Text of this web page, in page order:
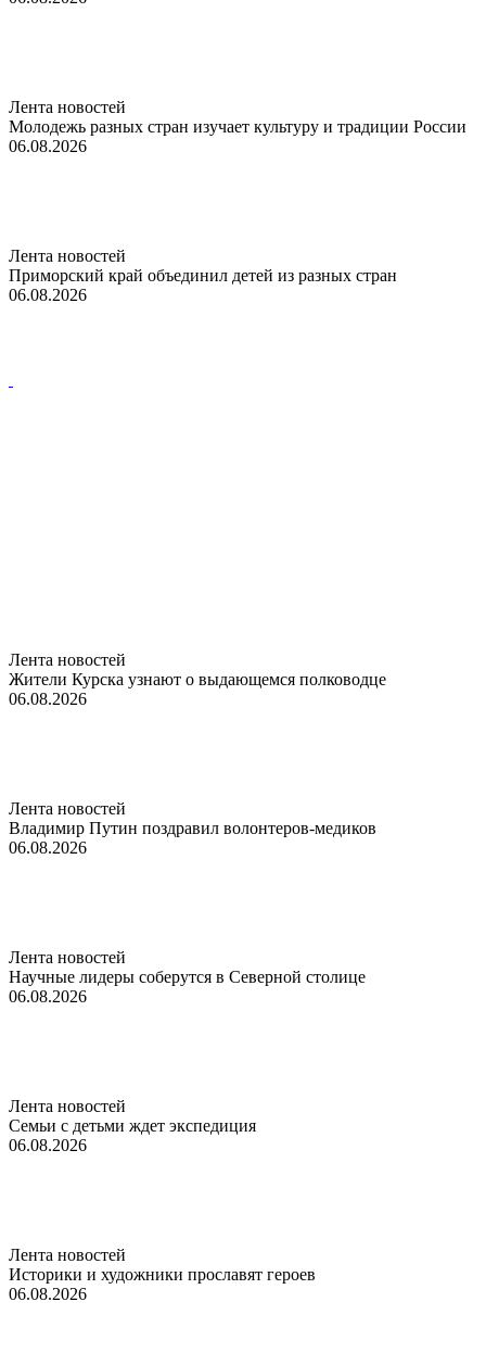
Лента новостей
Молодежь разных стран изучает культуру и традиции России
06.08.2026
Лента новостей
Приморский край объединил детей из разных стран
06.08.2026
Лента новостей
Жители Курска узнают о выдающемся полководце
06.08.2026
Лента новостей
Владимир Путин поздравил волонтеров-медиков
06.08.2026
Лента новостей
Научные лидеры соберутся в Северной столице
06.08.2026
Лента новостей
Семьи с детьми ждет экспедиция
06.08.2026
Лента новостей
Историки и художники прославят героев
06.08.2026